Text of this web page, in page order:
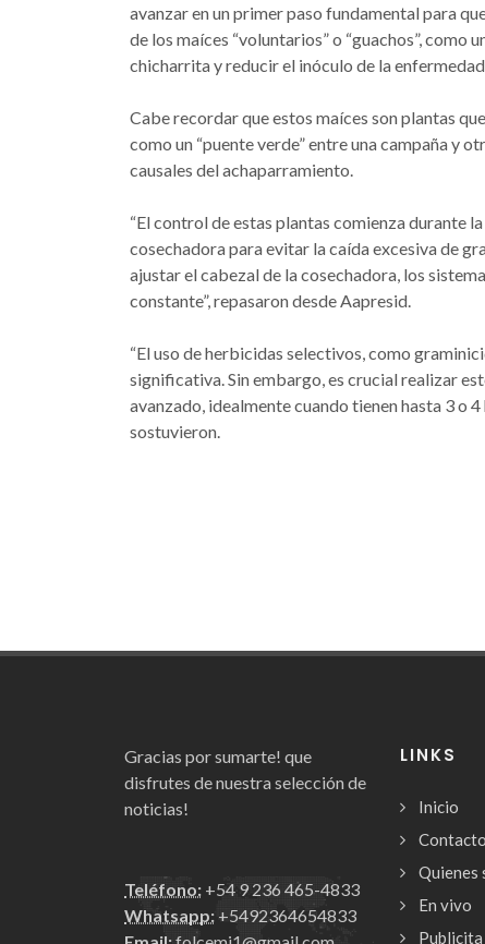
avanzar en un primer paso fundamental para
de los maíces “voluntarios” o “guachos”,
chicharrita y reducir el inóculo de la enfermedad.
Cabe recordar que estos maíces son plantas
como un “puente verde” entre una campaña y
causales del achaparramiento.
“El control de estas plantas comienza durante
cosechadora para evitar la caída excesiva de
ajustar el cabezal de la cosechadora, los
constante”, repasaron desde Aapresid.
“El uso de herbicidas selectivos, como
significativa. Sin embargo, es crucial realizar
avanzado, idealmente cuando tienen hasta 3 o
sostuvieron.
Gracias por sumarte! que
disfrutes de nuestra selección de
noticias!
Teléfono: +54 9 236 465-4833
Whatsapp: +5492364654833
LINKS
Inicio
Contacto
Quienes
En vivo
Publicita